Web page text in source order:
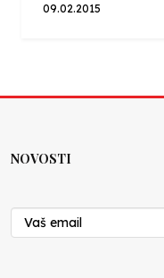
09.02.2015
NOVOSTI